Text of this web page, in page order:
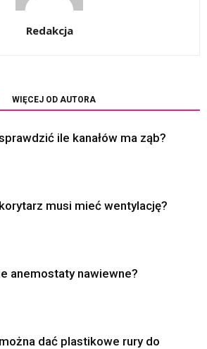
Redakcja
WIĘCEJ OD AUTORA
ile kanałów ma ząb?
musi mieć wentylację?
anemostaty nawiewne?
dać plastikowe rury do